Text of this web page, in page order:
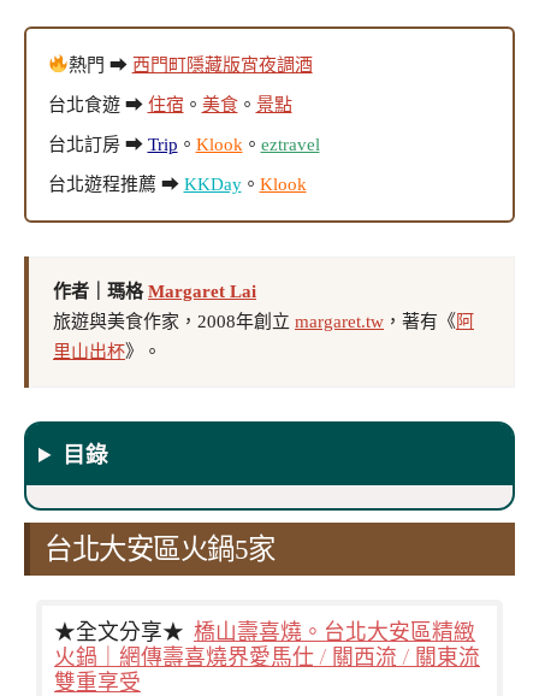
熱門 ➡ 西門町隱藏版宵夜調酒
台北食遊 ➡ 住宿 。 美食。 景點
台北訂房 ➡ Trip 。 Klook 。 eztravel
台北遊程推薦 ➡ KKDay。 Klook
作者｜瑪格Margaret Lai
旅遊與美食作家，2008年創立 margaret.tw ，著有《阿
里山出杯》。
目錄
台北大安區火鍋5家
★全文分享★ 橋山壽喜燒。台北大安區精緻
火鍋｜網傳壽喜燒界愛馬仕 / 關西流 / 關東流
雙重享受